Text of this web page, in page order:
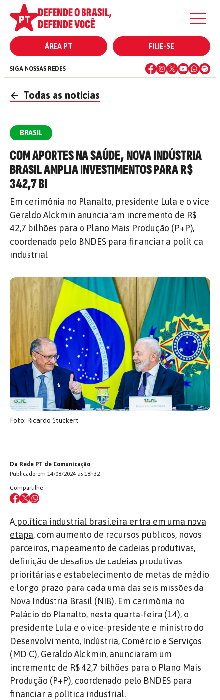
ÁREA PT FILIE-SE
SIGA NOSSAS REDES
← Todas as notícias
BRASIL
COM APORTES NA SAÚDE, NOVA INDÚSTRIA
BRASIL AMPLIA INVESTIMENTOS PARA R$
342,7 BI
Em cerimônia no Planalto, presidente Lula e o vice
Geraldo Alckmin anunciaram incremento de R$
42,7 bilhões para o Plano Mais Produção (P+P),
coordenado pelo BNDES para financiar a política
industrial
Foto: Ricardo Stuckert
Da Rede PT de Comunicação
Publicado em 14/08/2024 às 18h32
Compartilhe
A política industrial brasileira entra em uma nova
etapa, com aumento de recursos públicos, novos
parceiros, mapeamento de cadeias produtivas,
definição de desafios de cadeias produtivas
prioritárias e estabelecimento de metas de médio
e longo prazo para cada uma das seis missões da
Nova Indústria Brasil (NIB). Em cerimônia no
Palácio do Planalto, nesta quarta-feira (14), o
presidente Lula e o vice-presidente e ministro do
Desenvolvimento, Indústria, Comércio e Serviços
(MDIC), Geraldo Alckmin, anunciaram um
incremento de R$ 42,7 bilhões para o Plano Mais
Produção (P+P), coordenado pelo BNDES para
financiar a política industrial.